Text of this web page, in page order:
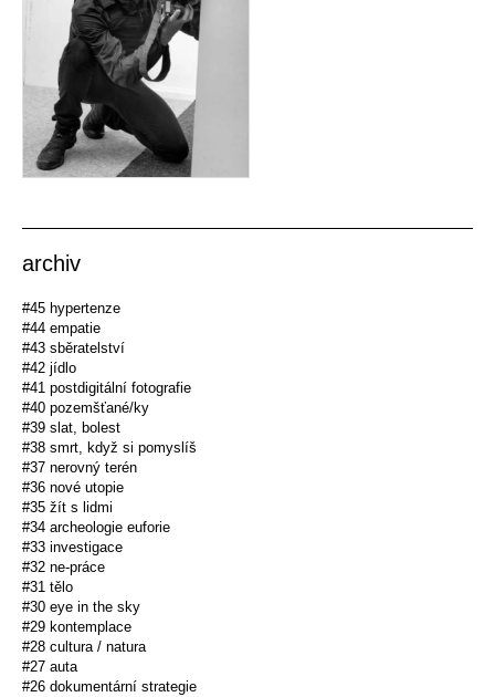
archiv
#45 hypertenze
#44 empatie
#43 sběratelství
#42 jídlo
#41 postdigitální fotografie
#40 pozemšťané/ky
#39 slat, bolest
#38 smrt, když si pomyslíš
#37 nerovný terén
#36 nové utopie
#35 žít s lidmi
#34 archeologie euforie
#33 investigace
#32 ne-práce
#31 tělo
#30 eye in the sky
#29 kontemplace
#28 cultura / natura
#27 auta
#26 dokumentární strategie